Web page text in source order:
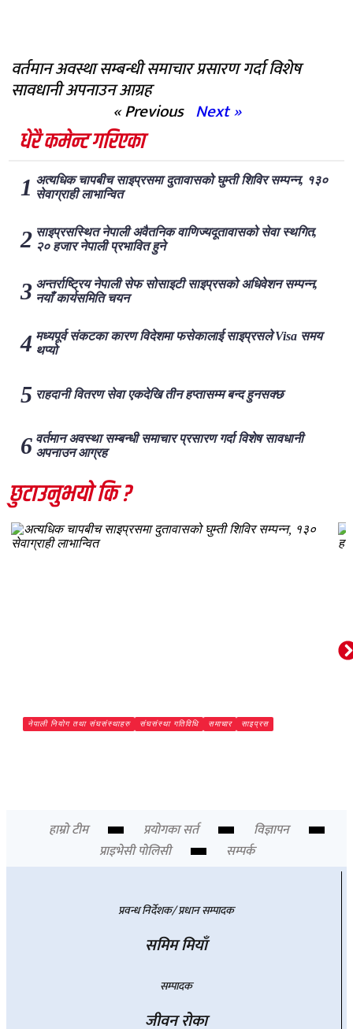
वर्तमान अवस्था सम्बन्धी समाचार प्रसारण गर्दा विशेष
सावधानी अपनाउन आग्रह
« Previous Next »
धेरै कमेन्ट गरिएका
अत्यधिक चापबीच साइप्रसमा दुतावासको घुम्ती शिविर सम्पन्न, १३०
सेवाग्राही लाभान्वित
साइप्रसस्थित नेपाली अवैतनिक वाणिज्यदूतावासको सेवा स्थगित,
२० हजार नेपाली प्रभावित हुने
अन्तर्राष्ट्रिय नेपाली सेफ सोसाइटी साइप्रसको अधिवेशन सम्पन्न,
नयाँ कार्यसमिति चयन
मध्यपूर्व संकटका कारण विदेशमा फसेकालाई साइप्रसले Visa समय
थप्यो
राहदानी वितरण सेवा एकदेखि तीन हप्तासम्म बन्द हुनसक्छ
वर्तमान अवस्था सम्बन्धी समाचार प्रसारण गर्दा विशेष सावधानी
अपनाउन आग्रह
छुटाउनुभयो कि ?
नेपाली नियोग तथा संघसंस्थाहरु संघसंस्था गतिविधि समाचार साइप्रस
हाम्रो टीम प्रयोगका सर्त
विज्ञापन
प्राइभेसी पोलिसी
सम्पर्क
प्रवन्ध निर्देशक/ प्रधान सम्पादक
समिम मियाँ
सम्पादक
जीवन रोका